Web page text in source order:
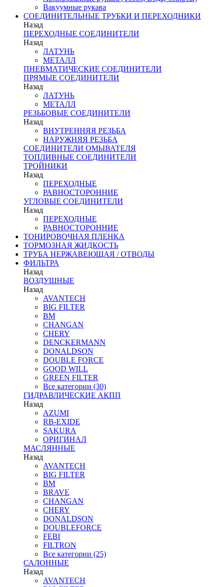
Вакуумные рукава
СОЕДИНИТЕЛЬНЫЕ ТРУБКИ И ПЕРЕХОДНИКИ
Назад
ПЕРЕХОДНЫЕ СОЕДИНИТЕЛИ
Назад
ЛАТУНЬ
МЕТАЛЛ
ПНЕВМАТИЧЕСКИЕ СОЕДИНИТЕЛИ
ПРЯМЫЕ СОЕДИНИТЕЛИ
Назад
ЛАТУНЬ
МЕТАЛЛ
РЕЗЬБОВЫЕ СОЕДИНИТЕЛИ
Назад
ВНУТРЕННЯЯ РЕЗЬБА
НАРУЖНЯЯ РЕЗЬБА
СОЕДИНИТЕЛИ ОМЫВАТЕЛЯ
ТОПЛИВНЫЕ СОЕДИНИТЕЛИ
ТРОЙНИКИ
Назад
ПЕРЕХОДНЫЕ
РАВНОСТОРОННИЕ
УГЛОВЫЕ СОЕДИНИТЕЛИ
Назад
ПЕРЕХОДНЫЕ
РАВНОСТОРОННИЕ
ТОНИРОВОЧНАЯ ПЛЕНКА
ТОРМОЗНАЯ ЖИДКОСТЬ
ТРУБА НЕРЖАВЕЮЩАЯ / ОТВОДЫ
ФИЛЬТРА
Назад
ВОЗДУШНЫЕ
Назад
AVANTECH
BIG FILTER
BM
CHANGAN
CHERY
DENCKERMANN
DONALDSON
DOUBLE FORCE
GOOD WILL
GREEN FILTER
Все категории (30)
ГИДРАВЛИЧЕСКИЕ АКПП
Назад
AZUMI
RB-EXIDE
SAKURA
ОРИГИНАЛ
МАСЛЯННЫЕ
Назад
AVANTECH
BIG FILTER
BM
BRAVE
CHANGAN
CHERY
DONALDSON
DOUBLEFORCE
FEBI
FILTRON
Все категории (25)
САЛОННЫЕ
Назад
AVANTECH